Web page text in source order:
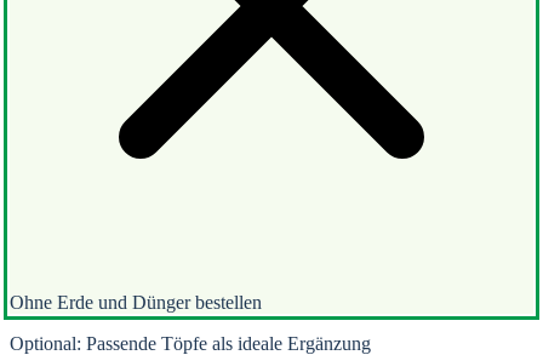
Ohne Erde und Dünger bestellen
Optional: Passende Töpfe als ideale Ergänzung